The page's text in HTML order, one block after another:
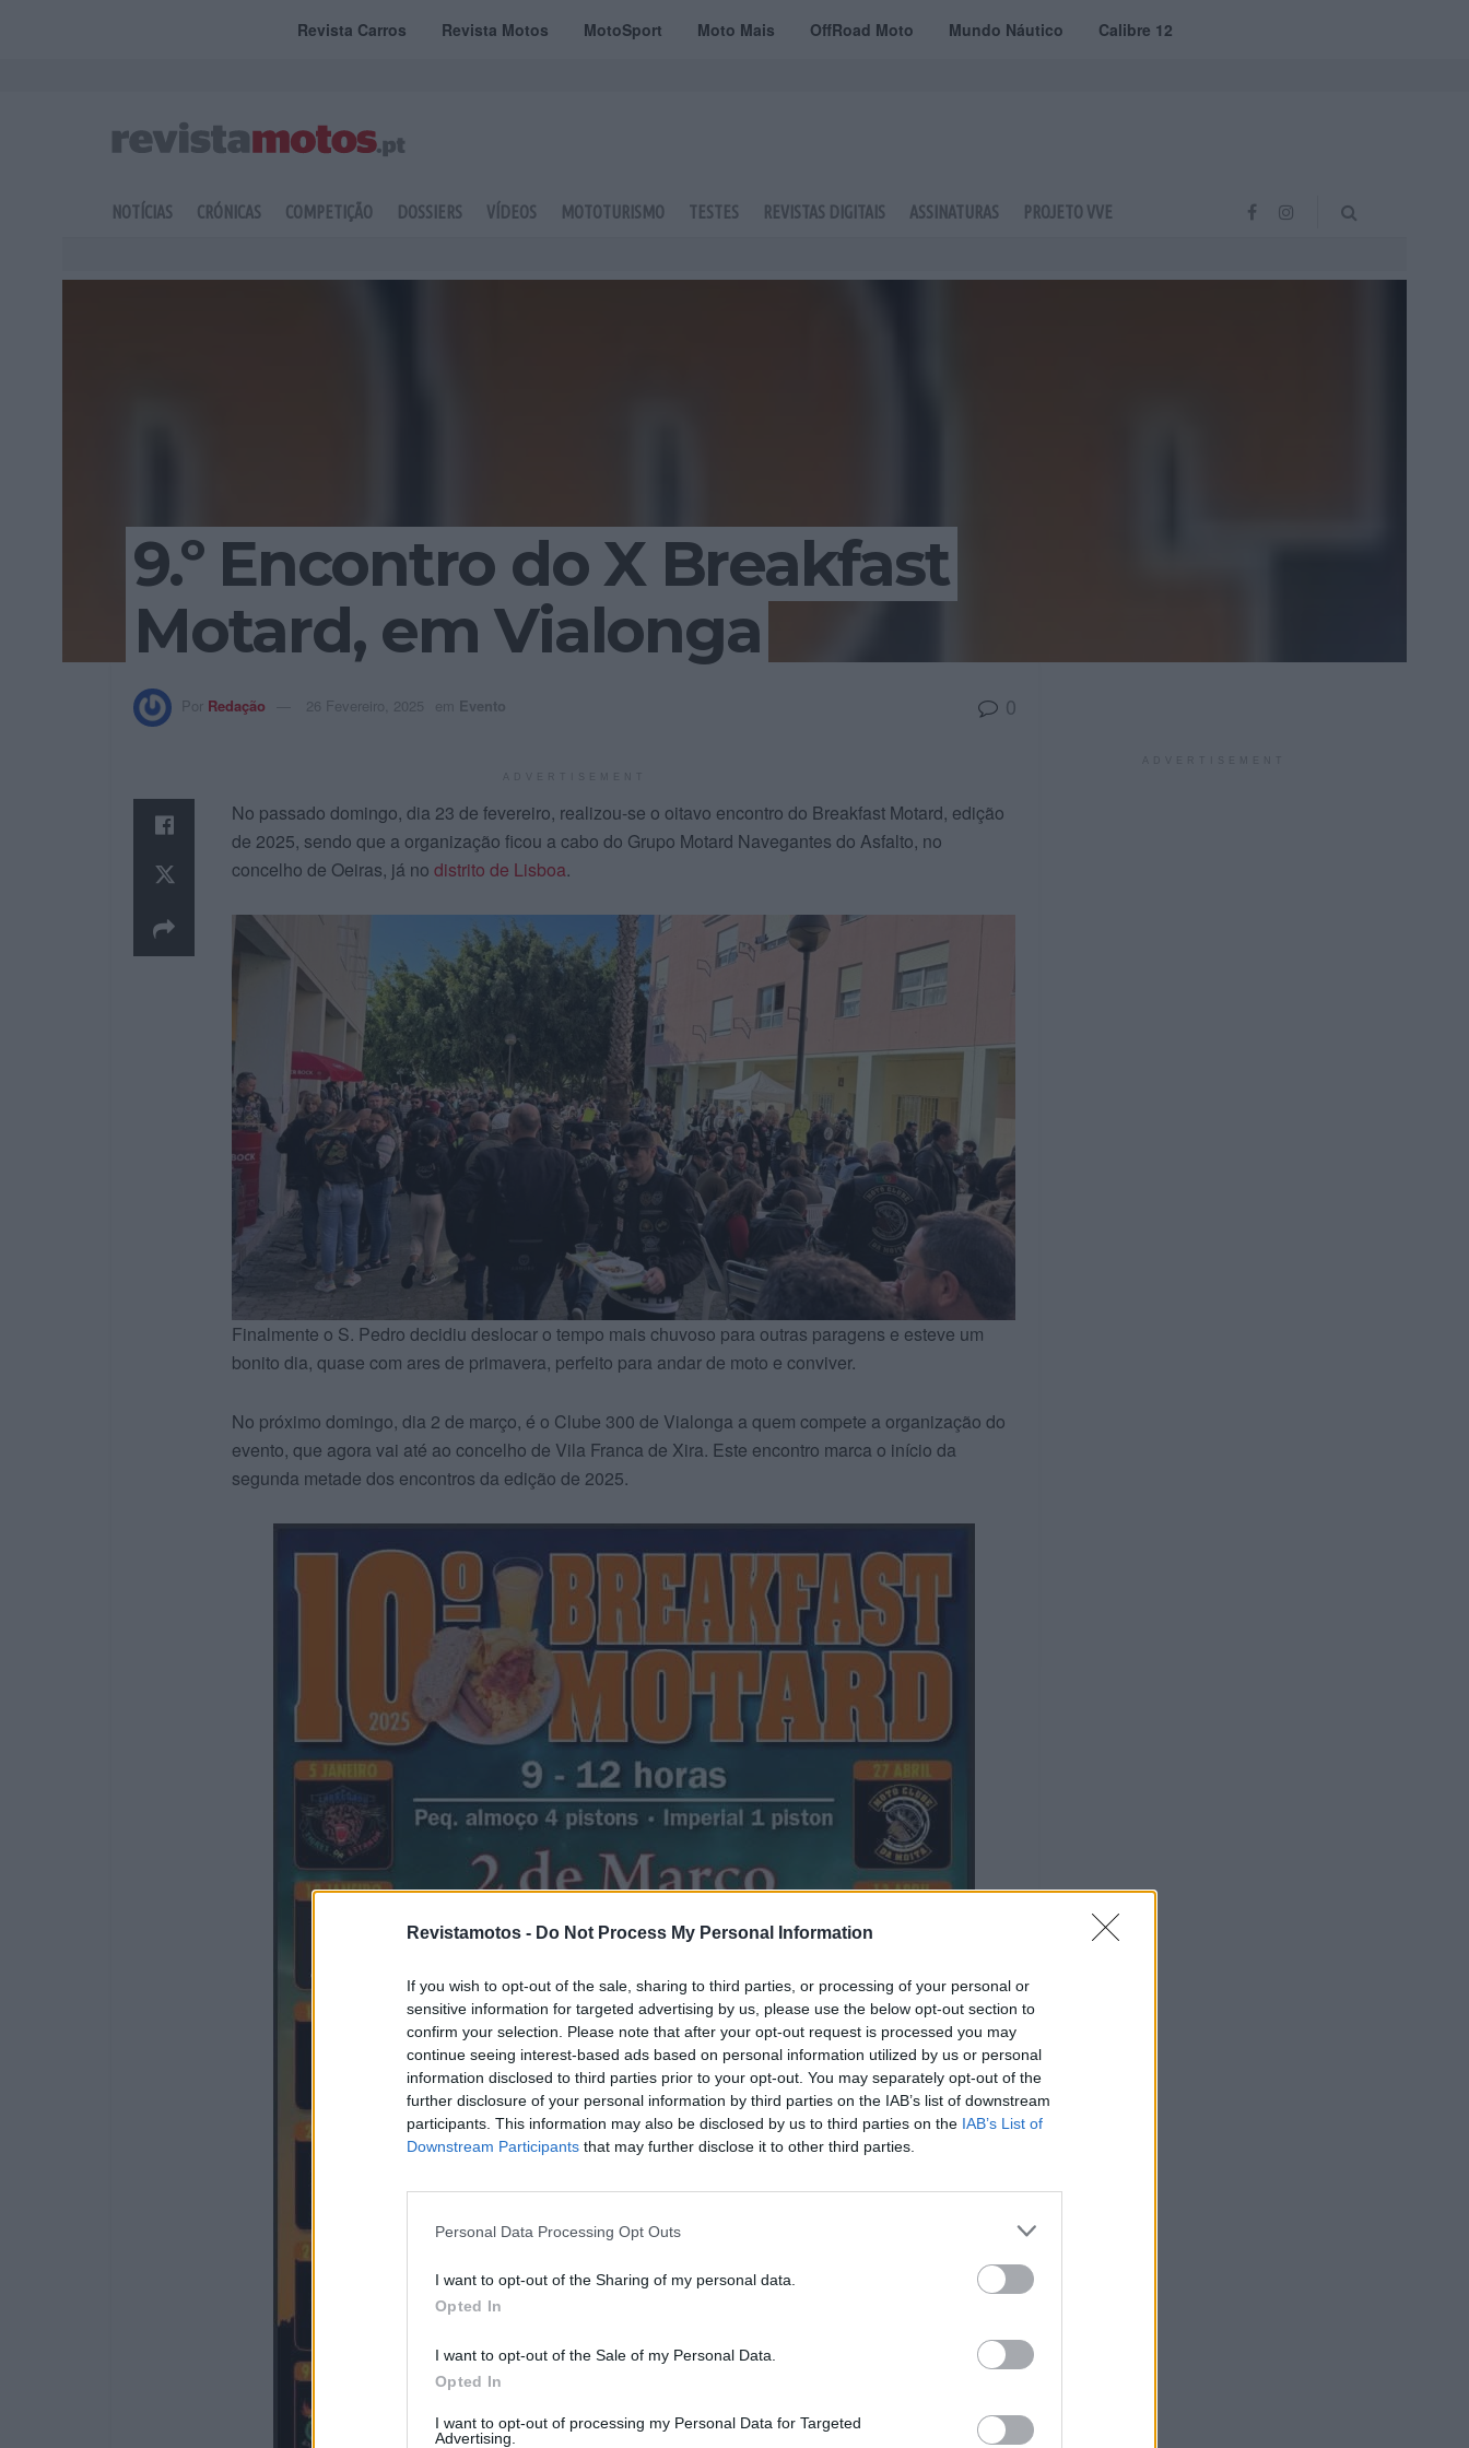
Revistamotos - Do Not Process My Personal Information
If you wish to opt-out of the sale, sharing to third parties, or processing of your personal or
sensitive information for targeted advertising by us, please use the below opt-out section to
confirm your selection. Please note that after your opt-out request is processed you may
continue seeing interest-based ads based on personal information utilized by us or personal
information disclosed to third parties prior to your opt-out. You may separately opt-out of the
further disclosure of your personal information by third parties on the IAB’s list of downstream
participants. This information may also be disclosed by us to third parties on the IAB’s List of
Downstream Participants that may further disclose it to other third parties.
Personal Data Processing Opt Outs
I want to opt-out of the Sharing of my personal data.
Opted In
I want to opt-out of the Sale of my Personal Data.
Opted In
I want to opt-out of processing my Personal Data for Targeted
Advertising.
Revista Carros Revista Motos MotoSport Moto Mais OffRoad Moto Mundo Náutico Calibre 12
NOTÍCIAS CRÓNICAS COMPETIÇÃO DOSSIERS VÍDEOS MOTOTURISMO TESTES REVISTAS DIGITAIS ASSINATURAS PROJETO VVE
9.º Encontro do X Breakfast
Motard, em Vialonga
Por Redação 26 Fevereiro, 2025 em Evento 0
No passado domingo, dia 23 de fevereiro, realizou-se o oitavo encontro do Breakfast Motard, edição
de 2025, sendo que a organização ficou a cabo do Grupo Motard Navegantes do Asfalto, no
concelho de Oeiras, já no distrito de Lisboa.
Finalmente o S. Pedro decidiu deslocar o tempo mais chuvoso para outras paragens e esteve um
bonito dia, quase com ares de primavera, perfeito para andar de moto e conviver.
No próximo domingo, dia 2 de março, é o Clube 300 de Vialonga a quem compete a organização do
evento, que agora vai até ao concelho de Vila Franca de Xira. Este encontro marca o início da
segunda metade dos encontros da edição de 2025.